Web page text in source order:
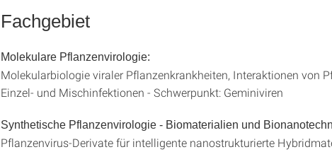
Fachgebiet
Molekulare Pflanzenvirologie:
Molekularbiologie viraler Pflanzenkrankheiten, Interaktionen von
Einzel- und Mischinfektionen - Schwerpunkt: Geminiviren
Synthetische Pflanzenvirologie - Biomaterialien und
Pflanzenvirus-Derivate für intelligente nanostrukturierte